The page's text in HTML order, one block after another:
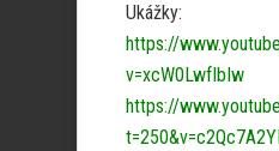
Ukážky:
https://
v=xcW0LwfIbIw
https://